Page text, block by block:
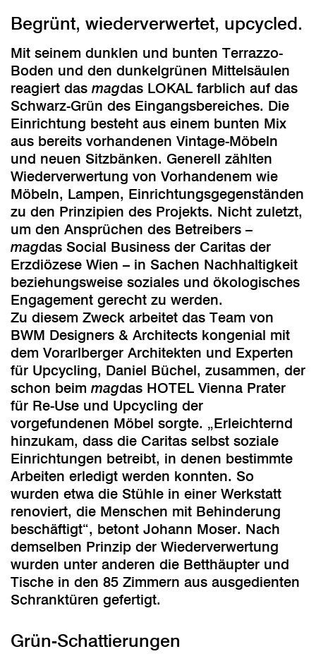
Begrünt, wiederverwertet, upcycled.
Mit seinem dunklen und bunten Terrazzo-
Boden und den dunkelgrünen Mittelsäulen
reagiert das magdas LOKAL farblich auf das
Schwarz-Grün des Eingangsbereiches. Die
Einrichtung besteht aus einem bunten Mix
aus bereits vorhandenen Vintage-Möbeln
und neuen Sitzbänken. Generell zählten
Wiederverwertung von Vorhandenem wie
Möbeln, Lampen, Einrichtungsgegenständen
zu den Prinzipien des Projekts. Nicht zuletzt,
um den Ansprüchen des Betreibers –
magdas Social Business der Caritas der
Erzdiözese Wien – in Sachen Nachhaltigkeit
beziehungsweise soziales und ökologisches
Engagement gerecht zu werden.
Zu diesem Zweck arbeitet das Team von
BWM Designers & Architects kongenial mit
dem Vorarlberger Architekten und Experten
für Upcycling, Daniel Büchel, zusammen, der
schon beim magdas HOTEL Vienna Prater
für Re-Use und Upcycling der
vorgefundenen Möbel sorgte. „Erleichternd
hinzukam, dass die Caritas selbst soziale
Einrichtungen betreibt, in denen bestimmte
Arbeiten erledigt werden konnten. So
wurden etwa die Stühle in einer Werkstatt
renoviert, die Menschen mit Behinderung
beschäftigt“, betont Johann Moser. Nach
demselben Prinzip der Wiederverwertung
wurden unter anderen die Betthäupter und
Tische in den 85 Zimmern aus ausgedienten
Schranktüren gefertigt.
Grün-Schattierungen